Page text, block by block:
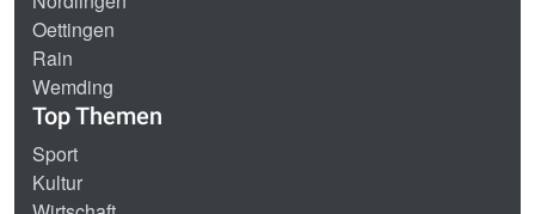
Oettingen
Rain
Wemding
Top Themen
Sport
Kultur